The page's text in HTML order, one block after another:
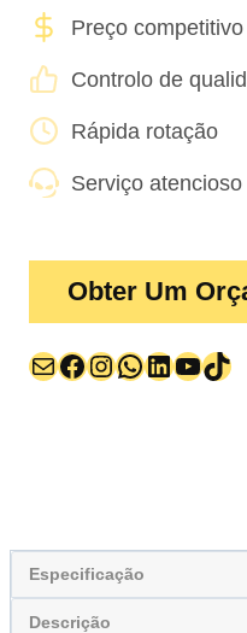
Preço competitivo
Controlo de
Rápida rotação
Serviço atencioso
Obter Um
Correio
Facebook
Instagram
WhatsApp
LinkedIn
Especificação
Descrição